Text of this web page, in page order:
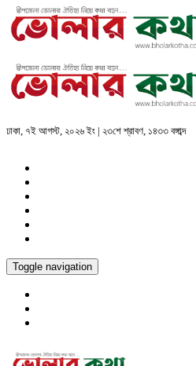
ঢাকা, ৭ই আগস্ট, ২০২৬ ইং | ২৩শে শ্রাবণ, ১৪৩৩ বঙ্গাব্দ
Toggle navigation